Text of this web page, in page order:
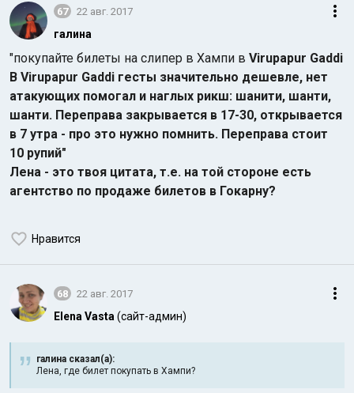
67 22 авг. 2017
галина
"покупайте билеты на слипер в Хампи в Virupapur Gaddi
В Virupapur Gaddi гесты значительно дешевле, нет
атакующих помогал и наглых рикш: шанити, шанти,
шанти. Переправа закрывается в 17-30, открывается
в 7 утра - про это нужно помнить. Переправа стоит
10 рупий"
Лена - это твоя цитата, т.е. на той стороне есть
агентство по продаже билетов в Гокарну?
Нравится
68 22 авг. 2017
Elena Vasta (сайт-админ)
галина сказал(а):
Лена, где билет покупать в Хампи?